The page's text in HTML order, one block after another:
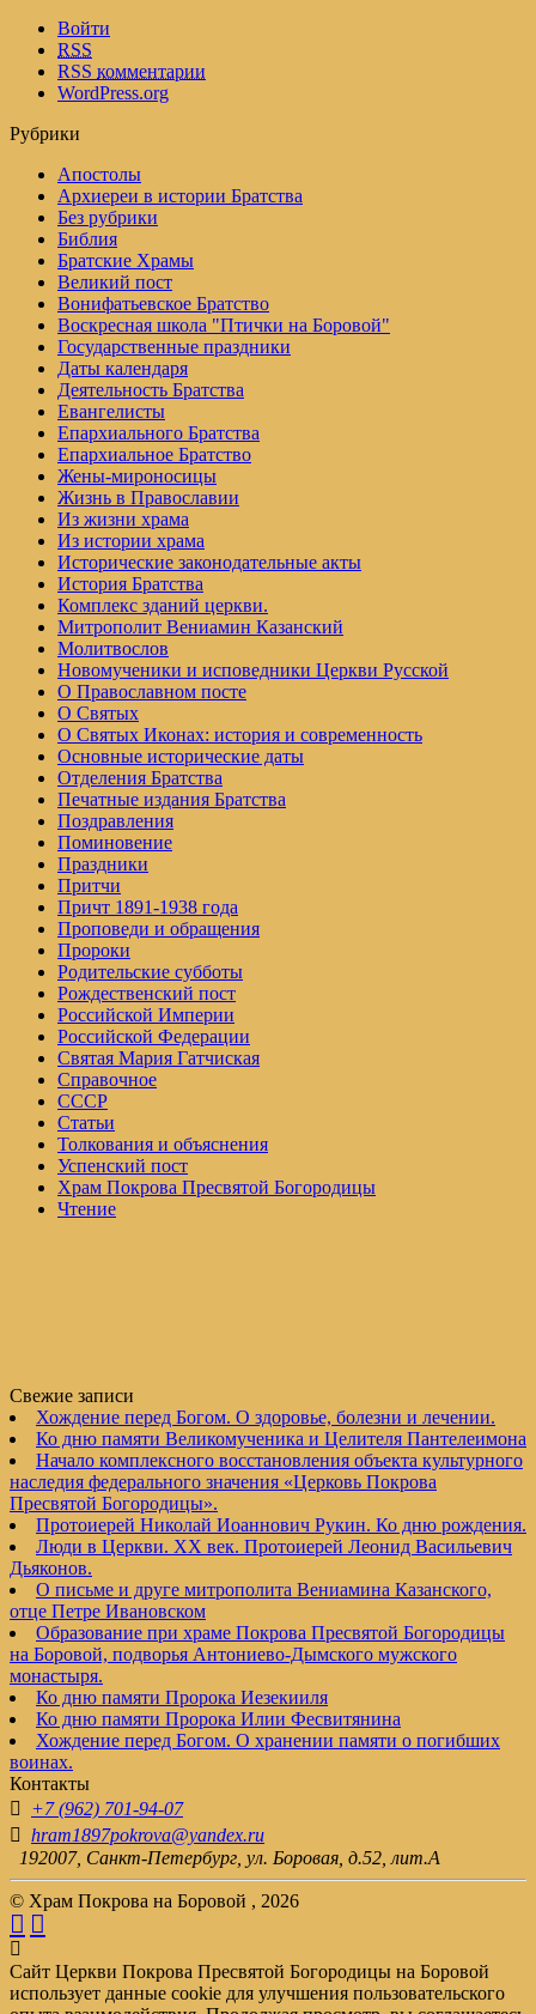
Войти
RSS
RSS комментарии
WordPress.org
Рубрики
Апостолы
Архиереи в истории Братства
Без рубрики
Библия
Братские Храмы
Великий пост
Вонифатьевское Братство
Воскресная школа "Птички на Боровой"
Государственные праздники
Даты календаря
Деятельность Братства
Евангелисты
Епархиального Братства
Епархиальное Братство
Жены-мироносицы
Жизнь в Православии
Из жизни храма
Из истории храма
Исторические законодательные акты
История Братства
Комплекс зданий церкви.
Митрополит Вениамин Казанский
Молитвослов
Но­во­му­че­ни­ки и ис­по­вед­ни­ки Церк­ви Рус­ской
О Православном посте
О Святых
О Святых Иконах: история и современность
Основные исторические даты
Отделения Братства
Печатные издания Братства
Поздравления
Поминовение
Праздники
Притчи
Причт 1891-1938 года
Проповеди и обращения
Пророки
Родительские субботы
Рождественский пост
Российской Империи
Российской Федерации
Святая Мария Гатчиская
Справочное
СССР
Статьи
Толкования и объяснения
Успенский пост
Храм Покрова Пресвятой Богородицы
Чтение
Свежие записи
Хождение перед Богом. О здоровье, болезни и лечении.
Ко дню памяти Великомученика и Целителя Пантелеимона
Начало комплексного восстановления объекта культурного
наследия федерального значения «Церковь Покрова
Пресвятой Богородицы».
Протоиерей Николай Иоаннович Рукин. Ко дню рождения.
Люди в Церкви. XX век. Протоиерей Леонид Васильевич
Дьяконов.
О письме и друге митрополита Вениамина Казанского,
отце Петре Ивановском
Образование при храме Покрова Пресвятой Богородицы
на Боровой, подворья Антониево-Дымского мужского
монастыря.
Ко дню памяти Пророка Иезекииля
Ко дню памяти Пророка Илии Фесвитянина
Хождение перед Богом. О хранении памяти о погибших
воинах.
Контакты
+7 (962) 701-94-07
hram1897pokrova@yandex.ru
192007, Санкт-Петербург, ул. Боровая, д.52, лит.А
© Храм Покрова на Боровой , 2026
Сайт Церкви Покрова Пресвятой Богородицы на Боровой
использует данные cookie для улучшения пользовательского